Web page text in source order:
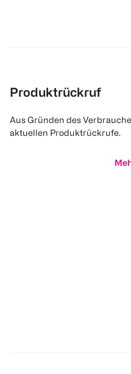
Produktrückruf
Aus Gründen des
aktuellen Produktrückrufe.